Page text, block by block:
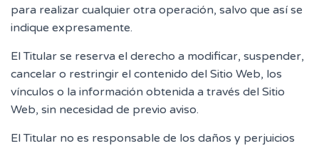
para realizar cualquier otra operación, salvo que así se
indique expresamente.
El Titular se reserva el derecho a modificar, suspender,
cancelar o restringir el contenido del Sitio Web, los
vínculos o la información obtenida a través del Sitio
Web, sin necesidad de previo aviso.
El Titular no es responsable de los daños y perjuicios